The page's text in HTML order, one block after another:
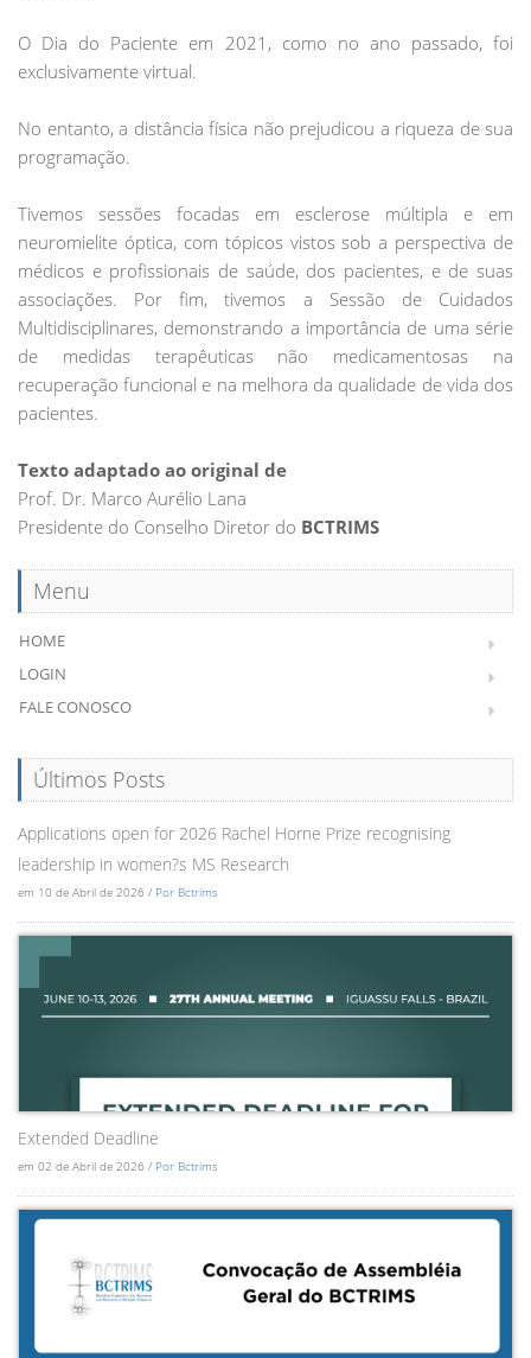
O Dia do Paciente em 2021, como no ano passado, foi
exclusivamente virtual.
No entanto, a distância física não prejudicou a riqueza de sua
programação.
Tivemos sessões focadas em esclerose múltipla e em
neuromielite óptica, com tópicos vistos sob a perspectiva de
médicos e profissionais de saúde, dos pacientes, e de suas
associações. Por fim, tivemos a Sessão de Cuidados
Multidisciplinares, demonstrando a importância de uma série
de medidas terapêuticas não medicamentosas na
recuperação funcional e na melhora da qualidade de vida dos
pacientes.
Texto adaptado ao original de
Prof. Dr. Marco Aurélio Lana
Presidente do Conselho Diretor do BCTRIMS
Menu
HOME
LOGIN
FALE CONOSCO
Últimos Posts
Applications open for 2026 Rachel Horne Prize recognising
leadership in women?s MS Research
em 10 de Abril de 2026 / Por Bctrims
Extended Deadline
em 02 de Abril de 2026 / Por Bctrims